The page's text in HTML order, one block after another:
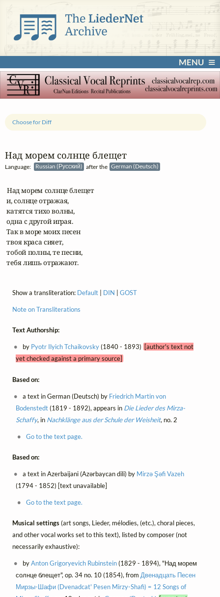
MENU
Над морем солнце блещет
Language: Russian (Русский) after the German (Deutsch)
Choose for Diff
Над морем солнце блещет
и, солнце отражая,
катятся тихо волны,
одна с другой играя.
Так в море моих песен
твоя краса сияет,
тобой полны, те песни,
тебя лишь отражают.
Show a transliteration: Default DIN GOST
Note on Transliterations
Text Authorship:
by Pyotr Ilyich Tchaikovsky(1840 - 1893) [author's text not
yet checked against a primary source]
Based on:
a text in German (Deutsch) by Friedrich Martin von
Bodenstedt(1819 - 1892), appears in Die Lieder des Mirza-
Schaffy, in Nachklänge aus der Schule der Weisheit, no. 2
Go to the text page.
Based on:
a text in Azerbaijani (Azərbaycan dili) by Mirzə Şəfi Vazeh
(1794 - 1852) [text unavailable]
Go to the text page.
Musical settings(art songs, Lieder, mélodies, (etc.), choral pieces,
and other vocal works set to this text), listed by composer (not
necessarily exhaustive):
byAnton Grigoryevich Rubinstein(1829 - 1894), "Над морем
солнце блещет", op. 34 no. 10 (1854), from Двенадцать Песен
Мирзы-Шафи (Dvenadcat' Pesen Mirzy-Shafi) = 12 Songs of